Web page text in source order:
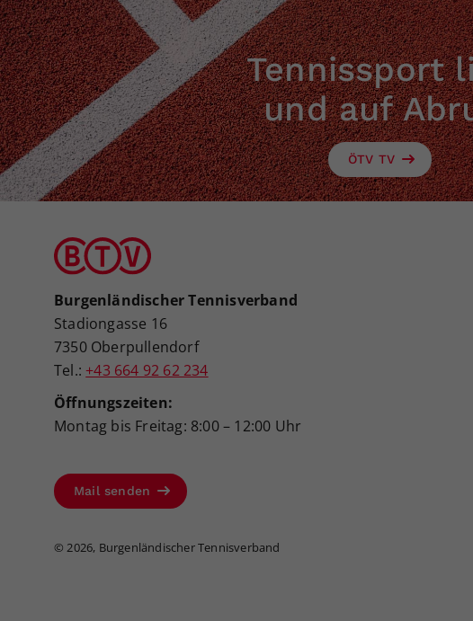
Tennissport
und auf
ÖTV TV
Burgenländischer Tennisverband
Stadiongasse 16
7350 Oberpullendorf
Tel.: +43 664 92 62 234
Öffnungszeiten:
Montag bis Freitag: 8:00 – 12:00 Uhr
Mail senden
©2026, Burgenländischer Tennisverband